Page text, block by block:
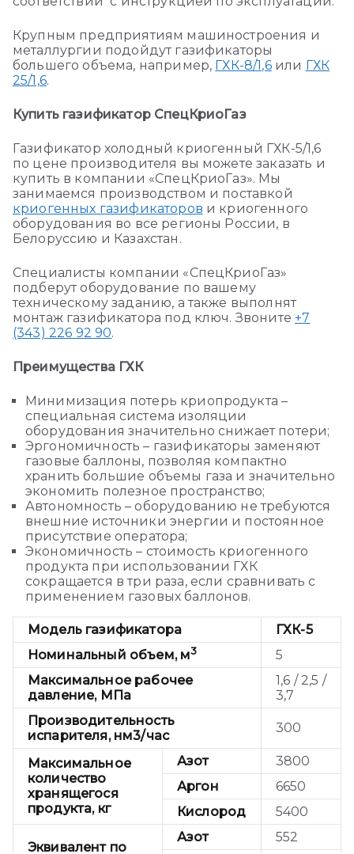
Крупным предприятиям машиностроения и
металлургии подойдут газификаторы
большего объема, например, ГХК-8/1,6или ГХК
25/1,6.
Купить газификатор СпецКриоГаз
Газификатор холодный криогенный ГХК-5/1,6
по цене производителя вы можете заказать и
купить в компании «СпецКриоГаз». Мы
занимаемся производством и поставкой
криогенных газификаторов и криогенного
оборудования во все регионы России, в
Белоруссию и Казахстан.
Специалисты компании «СпецКриоГаз»
подберут оборудование по вашему
техническому заданию, а также выполнят
монтаж газификатора под ключ. Звоните+7
(343) 226 92 90.
Преимущества ГХК
Минимизация потерь криопродукта –
специальная система изоляции
оборудования значительно снижает потери;
Эргономичность – газификаторы заменяют
газовые баллоны, позволяя компактно
хранить большие объемы газа и значительно
экономить полезное пространство;
Автономность – оборудованию не требуются
внешние источники энергии и постоянное
присутствие оператора;
Экономичность – стоимость криогенного
продукта при использовании ГХК
сокращается в три раза, если сравнивать с
применением газовых баллонов.
Модель газификатора
ГХК-5
Номинальный объем, м3
5
Максимальное рабочее
давление, МПа
1,6 / 2,5 /
3,7
Производительность
испарителя, нм3/час
300
Максимальное
количество
хранящегося
продукта, кг
Азот
3800
Аргон
6650
Кислород
5400
Эквивалент по
Азот
552